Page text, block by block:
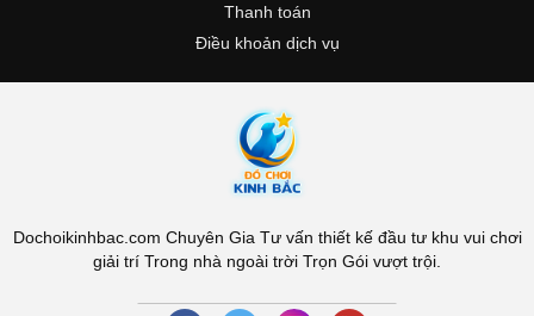
Thanh toán
Điều khoản dịch vụ
Dochoikinhbac.com Chuyên Gia Tư vấn thiết kế đầu tư khu vui chơi
giải trí Trong nhà ngoài trời Trọn Gói vượt trội.